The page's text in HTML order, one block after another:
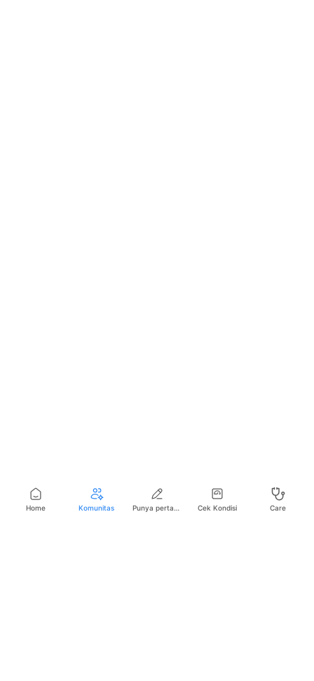
Home Komunitas Punya pertanyaan seputar kesehatan? Cek Kondisi Care